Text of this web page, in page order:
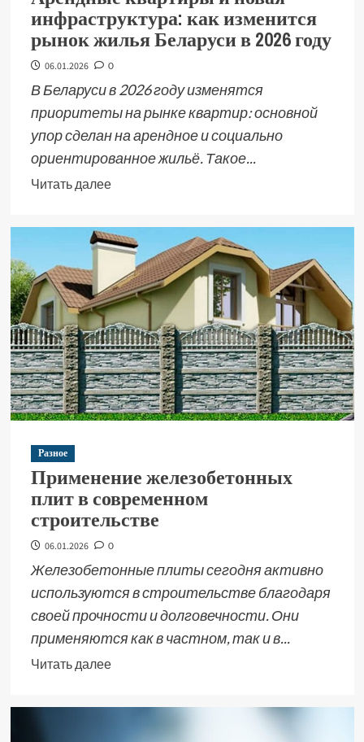
инфраструктура: как изменится
рынок жилья Беларуси в 2026 году
06.01.2026 0
В Беларуси в 2026 году изменятся
приоритеты на рынке квартир: основной
упор сделан на арендное и социально
ориентированное жильё. Такое...
Читать далее
Разное
Применение железобетонных
плит в современном
строительстве
06.01.2026 0
Железобетонные плиты сегодня активно
используются в строительстве благодаря
своей прочности и долговечности. Они
применяются как в частном, так и в...
Читать далее